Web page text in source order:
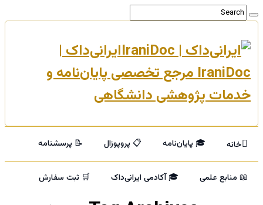
ایرانی‌داک |
IraniDoc مرجع تخصصی پایان‌نامه و
خدمات پژوهشی دانشگاهی
خانه 🎓 پایان‌نامه 📋 پروپوزال 📝 پرسشنامه
📖 منابع علمی 🎓 آکادمی ایرانی‌داک 🛒 ثبت سفارش